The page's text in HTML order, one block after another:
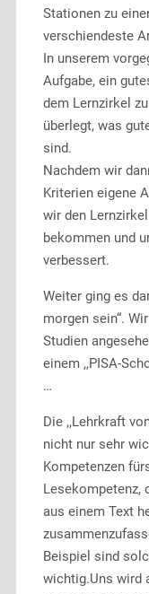
Stationen zu
verschiendeste
In unserem
Aufgabe, ein
dem Lernzirkel
überlegt, was
sind.
Nachdem wir
Kriterien eigene
wir den
bekommen und
verbessert.
Weiter ging es
morgen sein“.
Studien
einem ,,PISA-
…
Die ,,Lehrkraft
nicht nur sehr
Kompetenzen
Lesekompetenz,
aus einem Text
Beispiel sind
wichtig.Uns wird